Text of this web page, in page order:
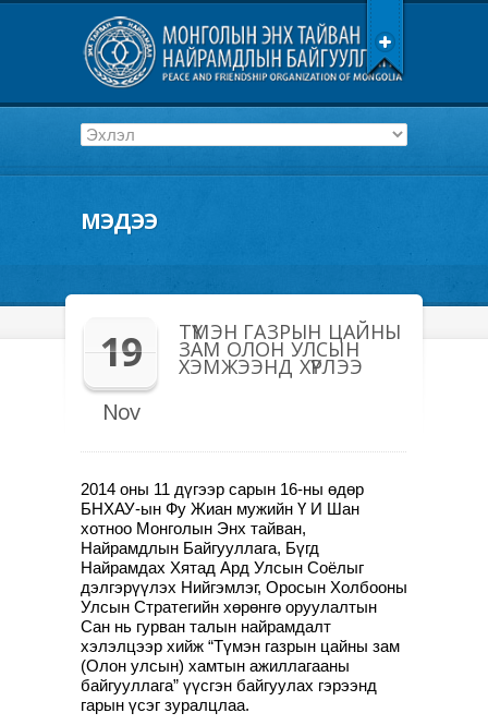
МЭДЭЭ
19
Nov
ТҮМЭН ГАЗРЫН ЦАЙНЫ
ЗАМ ОЛОН УЛСЫН
ХЭМЖЭЭНД ХҮРЛЭЭ
2014 оны 11 дүгээр сарын 16-ны өдөр
БНХАУ-ын Фу Жиан мужийн Ү И Шан
хотноо Монголын Энх тайван,
Найрамдлын Байгууллага, Бүгд
Найрамдах Хятад Ард Улсын Соёлыг
дэлгэрүүлэх Нийгэмлэг, Оросын Холбооны
Улсын Стратегийн хөрөнгө оруулалтын
Сан нь гурван талын найрамдалт
хэлэлцээр хийж “Түмэн газрын цайны зам
(Олон улсын) хамтын ажиллагааны
байгууллага” үүсгэн байгуулах гэрээнд
гарын үсэг зуралцлаа.